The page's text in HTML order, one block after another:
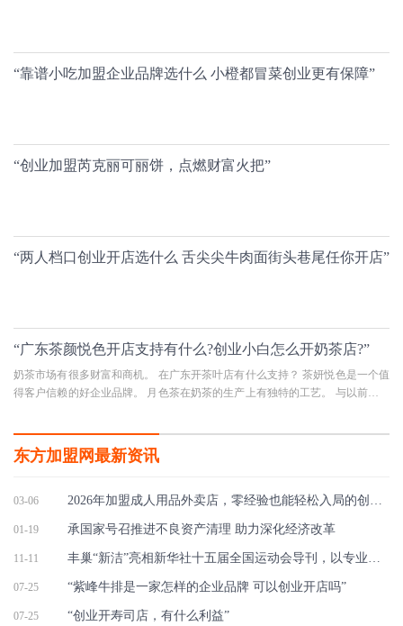
“靠谱小吃加盟企业品牌选什么 小橙都冒菜创业更有保障”
“创业加盟芮克丽可丽饼，点燃财富火把”
“两人档口创业开店选什么 舌尖尖牛肉面街头巷尾任你开店”
“广东茶颜悦色开店支持有什么?创业小白怎么开奶茶店?”
奶茶市场有很多财富和商机。 在广东开茶叶店有什么支持？ 茶妍悦色是一个值
得客户信赖的好企业品牌。 月色茶在奶茶的生产上有独特的工艺。 与以前流传
东方加盟网最新资讯
03-06 2026年加盟成人用品外卖店，零经验也能轻松入局的创业新路径
01-19 承国家号召推进不良资产清理 助力深化经济改革
11-11 丰巢“新洁”亮相新华社十五届全国运动会导刊，以专业品质致敬全运精神
07-25 “紫峰牛排是一家怎样的企业品牌 可以创业开店吗”
07-25 “创业开寿司店，有什么利益”